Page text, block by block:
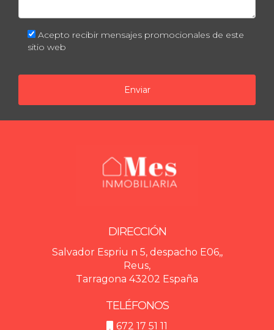
Acepto recibir mensajes promocionales de este
sitio web
Enviar
DIRECCIÓN
Salvador Espriu n 5, despacho E06,,
Reus,
Tarragona 43202 España
TELÉFONOS
672 17 51 11